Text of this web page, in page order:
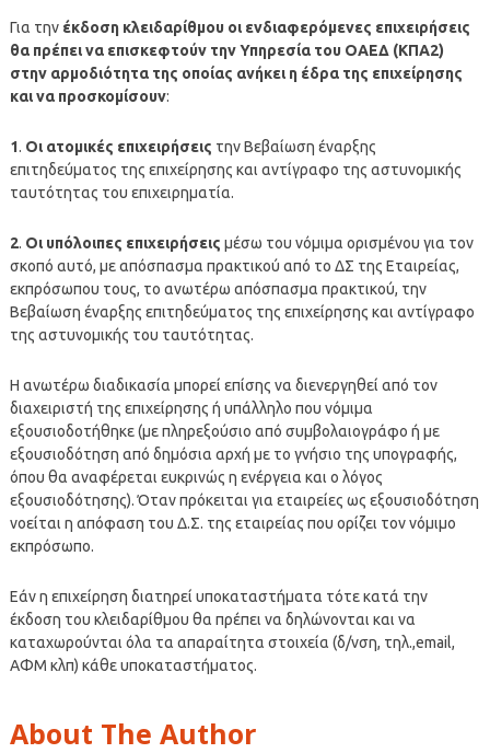
Για την έκδοση κλειδαρίθμου οι ενδιαφερόμενες επιχειρήσεις
θα πρέπει να επισκεφτούν την Υπηρεσία του ΟΑΕΔ (ΚΠΑ2)
στην αρμοδιότητα της οποίας ανήκει η έδρα της επιχείρησης
και να προσκομίσουν:
1. Οι ατομικές επιχειρήσεις την Βεβαίωση έναρξης
επιτηδεύματος της επιχείρησης και αντίγραφο της αστυνομικής
ταυτότητας του επιχειρηματία.
2. Οι υπόλοιπες επιχειρήσεις μέσω του νόμιμα ορισμένου για τον
σκοπό αυτό, με απόσπασμα πρακτικού από το ΔΣ της Εταιρείας,
εκπρόσωπου τους, το ανωτέρω απόσπασμα πρακτικού, την
Βεβαίωση έναρξης επιτηδεύματος της επιχείρησης και αντίγραφο
της αστυνομικής του ταυτότητας.
Η ανωτέρω διαδικασία μπορεί επίσης να διενεργηθεί από τον
διαχειριστή της επιχείρησης ή υπάλληλο που νόμιμα
εξουσιοδοτήθηκε (με πληρεξούσιο από συμβολαιογράφο ή με
εξουσιοδότηση από δημόσια αρχή με το γνήσιο της υπογραφής,
όπου θα αναφέρεται ευκρινώς η ενέργεια και ο λόγος
εξουσιοδότησης). Όταν πρόκειται για εταιρείες ως εξουσιοδότηση
νοείται η απόφαση του Δ.Σ. της εταιρείας που ορίζει τον νόμιμο
εκπρόσωπο.
Εάν η επιχείρηση διατηρεί υποκαταστήματα τότε κατά την
έκδοση του κλειδαρίθμου θα πρέπει να δηλώνονται και να
καταχωρούνται όλα τα απαραίτητα στοιχεία (δ/νση, τηλ.,email,
ΑΦΜ κλπ) κάθε υποκαταστήματος.
About The Author